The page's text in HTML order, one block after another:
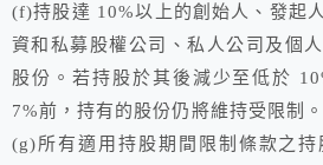
(f)持股達 10%以上的創始人、發起
資和私募股權公司、私人公司及個
股份。若持股於其後減少至低於
7%前，持有的股份仍將維持受限制。
(g)所有適用持股期間限制條款之持